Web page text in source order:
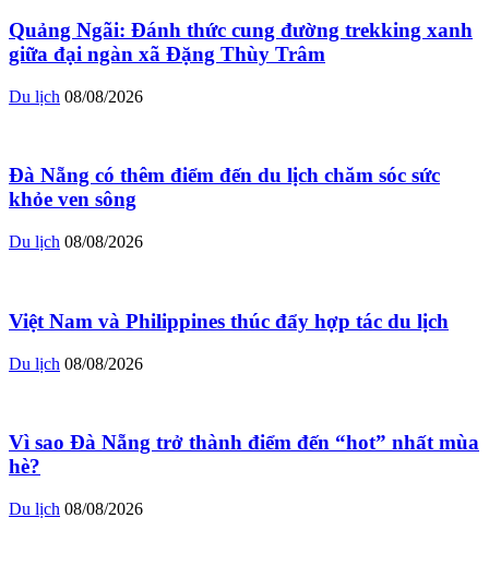
Quảng Ngãi: Đánh thức cung đường trekking xanh
giữa đại ngàn xã Đặng Thùy Trâm
Du lịch 08/08/2026
Đà Nẵng có thêm điểm đến du lịch chăm sóc sức
khỏe ven sông
Du lịch 08/08/2026
Việt Nam và Philippines thúc đẩy hợp tác du lịch
Du lịch 08/08/2026
Vì sao Đà Nẵng trở thành điểm đến “hot” nhất mùa
hè?
Du lịch 08/08/2026